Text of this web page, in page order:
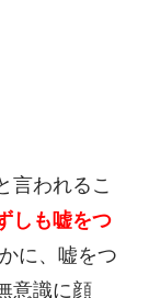
言われるこ
しも嘘をつ
に、嘘をつ
意識に顔